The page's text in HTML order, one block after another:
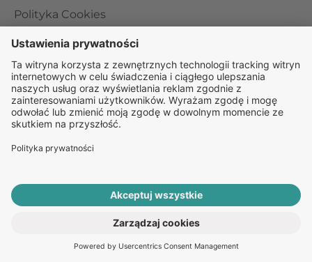
ROZPOCZNIJ E-KONSULTACJĘ
Polityka Cookies
Polityka Prywatności
Obowiązek Informacyjny dla Pacjenta
Rzecznik Praw Pacjenta
Internetowe Konto Pacjenta
RODO